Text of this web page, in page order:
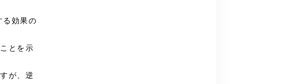
る効果の
とを示
が、逆